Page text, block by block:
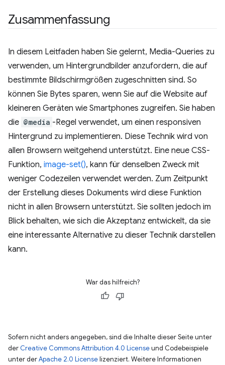
Zusammenfassung
In diesem Leitfaden haben Sie gelernt, Media-Queries zu
verwenden, um Hintergrundbilder anzufordern, die auf
bestimmte Bildschirmgrößen zugeschnitten sind. So
können Sie Bytes sparen, wenn Sie auf die Website auf
kleineren Geräten wie Smartphones zugreifen. Sie haben
die @media -Regel verwendet, um einen responsiven
Hintergrund zu implementieren. Diese Technik wird von
allen Browsern weitgehend unterstützt. Eine neue CSS-
Funktion, image-set(), kann für denselben Zweck mit
weniger Codezeilen verwendet werden. Zum Zeitpunkt
der Erstellung dieses Dokuments wird diese Funktion
nicht in allen Browsern unterstützt. Sie sollten jedoch im
Blick behalten, wie sich die Akzeptanz entwickelt, da sie
eine interessante Alternative zu dieser Technik darstellen
kann.
War das hilfreich?
Sofern nicht anders angegeben, sind die Inhalte dieser Seite unter
der Creative Commons Attribution 4.0 Licenseund Codebeispiele
unter derApache 2.0 Licenselizenziert. Weitere Informationen